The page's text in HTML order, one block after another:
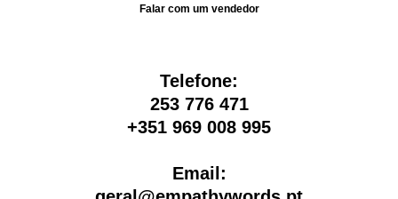
Falar com um vendedor​
Telefone:
253 776 471
+351 969 008 995
Email: